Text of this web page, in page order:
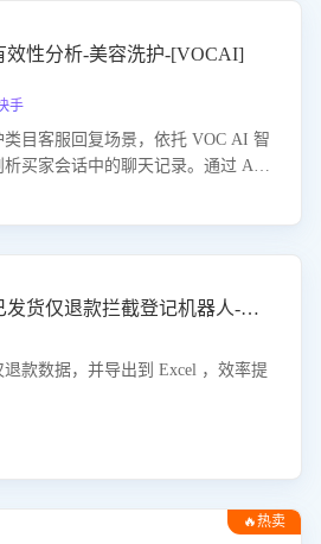
效性分析-美容洗护-[VOCAI]
手
目客服回复场景，依托 VOC AI 智
买家会话中的聊天记录。通过 AI
出针对性改进策略，助力商家快速
抖音小店已发货仅退款拦截登记机器人-八爪鱼
款数据，并导出到 Excel ，效率提
🔥热卖